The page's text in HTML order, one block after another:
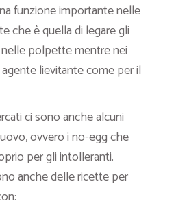
funzione importante nelle
che è quella di legare gli
polpette mentre nei
lievitante come per il
ci sono anche alcuni
ovvero i no-egg che
per gli intolleranti.
anche delle ricette per